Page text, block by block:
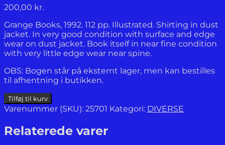
200,00 kr.
Grange Books, 1992. 112 pp. Illustrated. Shirting in dust
jacket. In very good condition with surface and edge
wear on dust jacket. Book itself in near fine condition
with very little edge wear near spine.
OBS: Bogen står på eksternt lager, men kan bestilles
til afhentning i butikken.
Citroën
2CV.
Tilføj til kurv
Varenummer (SKU): 25701 Kategori: DIVERSE
Relaterede varer